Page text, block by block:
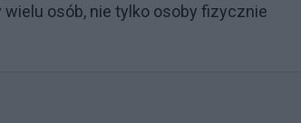
osób, nie tylko osoby fizycznie